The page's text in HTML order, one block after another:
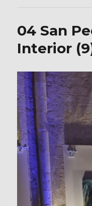
04 San
Interior